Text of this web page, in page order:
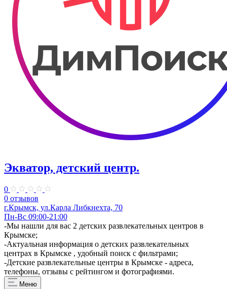
Экватор, детский центр.
0
0 отзывов
г.Крымск, ул.Карла Либкнехта, 70
Пн-Вс 09:00-21:00
-Мы нашли для вас 2 детских развлекательных центров в
Крымске;
-Актуальная информация о детских развлекательных
центрах в Крымске , удобный поиск с фильтрами;
-Детские развлекательные центры в Крымске - адреса,
телефоны, отзывы с рейтингом и фотографиями.
Меню